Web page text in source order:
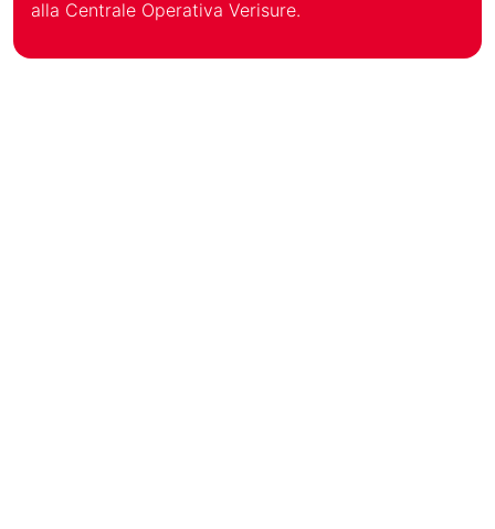
alla Centrale Operativa Verisure.